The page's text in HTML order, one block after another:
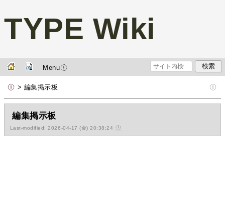
TYPE Wiki
Menu
> 編集掲示板
編集掲示板
Last-modified: 2026-04-17 (金) 20:38:24